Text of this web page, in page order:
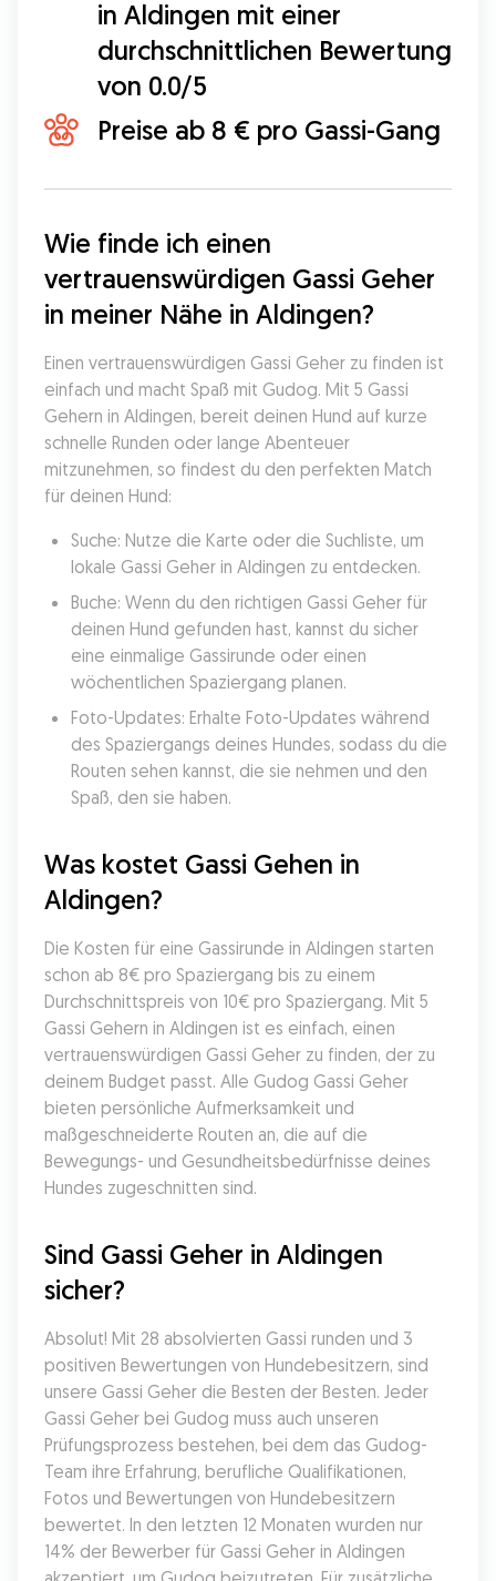
in Aldingen mit einer
durchschnittlichen Bewertung
von 0.0/5
Preise ab 8 € pro Gassi-Gang
Wie finde ich einen
vertrauenswürdigen Gassi Geher
in meiner Nähe in Aldingen?
Einen vertrauenswürdigen Gassi Geher zu finden ist
einfach und macht Spaß mit Gudog. Mit 5 Gassi
Gehern in Aldingen, bereit deinen Hund auf kurze
schnelle Runden oder lange Abenteuer
mitzunehmen, so findest du den perfekten Match
für deinen Hund:
Suche: Nutze die Karte oder die Suchliste, um
lokale Gassi Geher in Aldingen zu entdecken.
Buche: Wenn du den richtigen Gassi Geher für
deinen Hund gefunden hast, kannst du sicher
eine einmalige Gassirunde oder einen
wöchentlichen Spaziergang planen.
Foto-Updates: Erhalte Foto-Updates während
des Spaziergangs deines Hundes, sodass du die
Routen sehen kannst, die sie nehmen und den
Spaß, den sie haben.
Was kostet Gassi Gehen in
Aldingen?
Die Kosten für eine Gassirunde in Aldingen starten
schon ab 8€ pro Spaziergang bis zu einem
Durchschnittspreis von 10€ pro Spaziergang. Mit 5
Gassi Gehern in Aldingen ist es einfach, einen
vertrauenswürdigen Gassi Geher zu finden, der zu
deinem Budget passt. Alle Gudog Gassi Geher
bieten persönliche Aufmerksamkeit und
maßgeschneiderte Routen an, die auf die
Bewegungs- und Gesundheitsbedürfnisse deines
Hundes zugeschnitten sind.
Sind Gassi Geher in Aldingen
sicher?
Absolut! Mit 28 absolvierten Gassi runden und 3
positiven Bewertungen von Hundebesitzern, sind
unsere Gassi Geher die Besten der Besten. Jeder
Gassi Geher bei Gudog muss auch unseren
Prüfungsprozess bestehen, bei dem das Gudog-
Team ihre Erfahrung, berufliche Qualifikationen,
Fotos und Bewertungen von Hundebesitzern
bewertet. In den letzten 12 Monaten wurden nur
14% der Bewerber für Gassi Geher in Aldingen